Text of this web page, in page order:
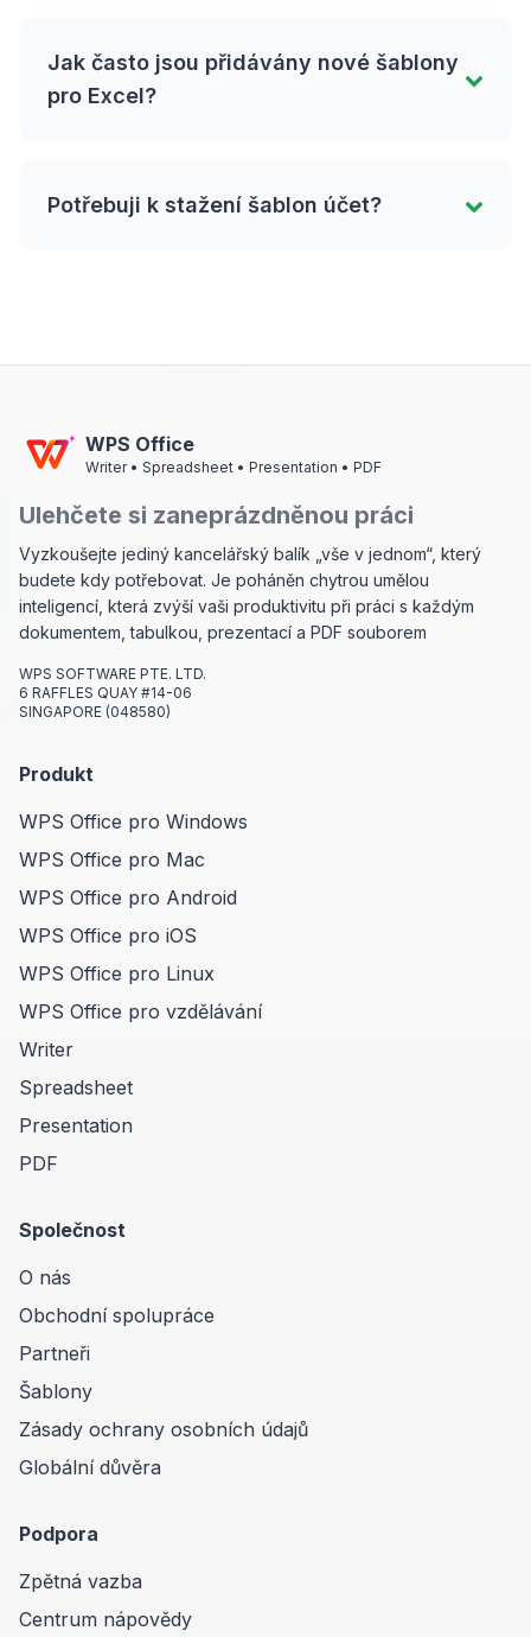
Jak často jsou přidávány nové šablony
pro Excel?
Potřebuji k stažení šablon účet?
WPS Office
Writer • Spreadsheet • Presentation • PDF
Ulehčete si zaneprázdněnou práci
Vyzkoušejte jediný kancelářský balík „vše v jednom“, který
budete kdy potřebovat. Je poháněn chytrou umělou
inteligencí, která zvýší vaši produktivitu při práci s každým
dokumentem, tabulkou, prezentací a PDF souborem
WPS SOFTWARE PTE. LTD.
6 RAFFLES QUAY #14-06
SINGAPORE (048580)
Produkt
WPS Office pro Windows
WPS Office pro Mac
WPS Office pro Android
WPS Office pro iOS
WPS Office pro Linux
WPS Office pro vzdělávání
Writer
Spreadsheet
Presentation
PDF
Společnost
O nás
Obchodní spolupráce
Partneři
Šablony
Zásady ochrany osobních údajů
Globální důvěra
Podpora
Zpětná vazba
Centrum nápovědy